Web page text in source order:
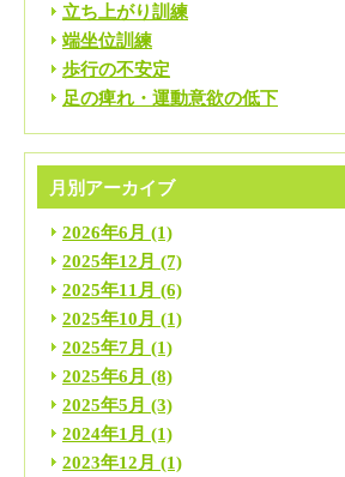
立ち上がり訓練
端坐位訓練
歩行の不安定
足の痺れ・運動意欲の低下
月別アーカイブ
2026年6月 (1)
2025年12月 (7)
2025年11月 (6)
2025年10月 (1)
2025年7月 (1)
2025年6月 (8)
2025年5月 (3)
2024年1月 (1)
2023年12月 (1)